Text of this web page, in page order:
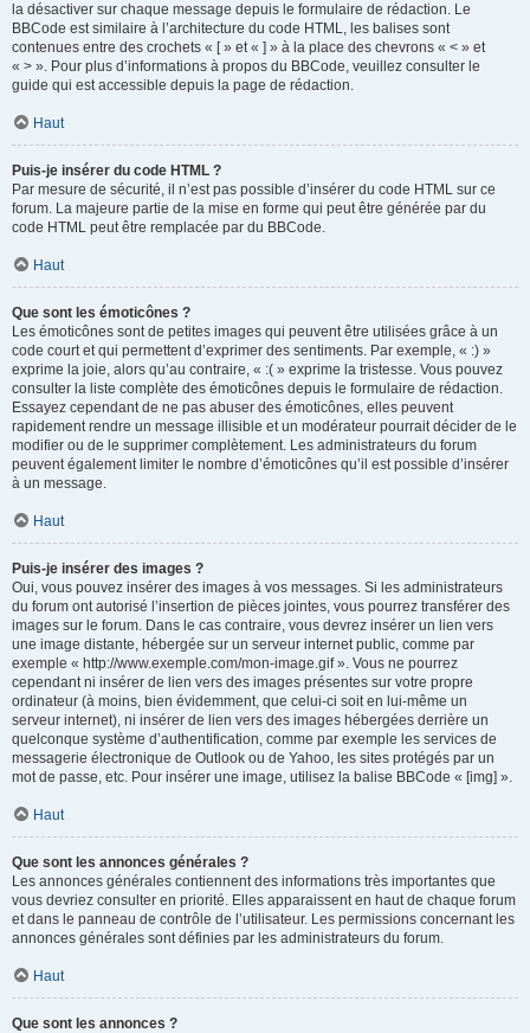
la désactiver sur chaque message depuis le formulaire de rédaction. Le
BBCode est similaire à l’architecture du code HTML, les balises sont
contenues entre des crochets « [ » et « ] » à la place des chevrons « < » et
« > ». Pour plus d’informations à propos du BBCode, veuillez consulter le
guide qui est accessible depuis la page de rédaction.
Haut
Puis-je insérer du code HTML ?
Par mesure de sécurité, il n’est pas possible d’insérer du code HTML sur ce
forum. La majeure partie de la mise en forme qui peut être générée par du
code HTML peut être remplacée par du BBCode.
Haut
Que sont les émoticônes ?
Les émoticônes sont de petites images qui peuvent être utilisées grâce à un
code court et qui permettent d’exprimer des sentiments. Par exemple, « :) »
exprime la joie, alors qu’au contraire, « :( » exprime la tristesse. Vous pouvez
consulter la liste complète des émoticônes depuis le formulaire de rédaction.
Essayez cependant de ne pas abuser des émoticônes, elles peuvent
rapidement rendre un message illisible et un modérateur pourrait décider de le
modifier ou de le supprimer complètement. Les administrateurs du forum
peuvent également limiter le nombre d’émoticônes qu’il est possible d’insérer
à un message.
Haut
Puis-je insérer des images ?
Oui, vous pouvez insérer des images à vos messages. Si les administrateurs
du forum ont autorisé l’insertion de pièces jointes, vous pourrez transférer des
images sur le forum. Dans le cas contraire, vous devrez insérer un lien vers
une image distante, hébergée sur un serveur internet public, comme par
exemple « http://www.exemple.com/mon-image.gif ». Vous ne pourrez
cependant ni insérer de lien vers des images présentes sur votre propre
ordinateur (à moins, bien évidemment, que celui-ci soit en lui-même un
serveur internet), ni insérer de lien vers des images hébergées derrière un
quelconque système d’authentification, comme par exemple les services de
messagerie électronique de Outlook ou de Yahoo, les sites protégés par un
mot de passe, etc. Pour insérer une image, utilisez la balise BBCode « [img] ».
Haut
Que sont les annonces générales ?
Les annonces générales contiennent des informations très importantes que
vous devriez consulter en priorité. Elles apparaissent en haut de chaque forum
et dans le panneau de contrôle de l’utilisateur. Les permissions concernant les
annonces générales sont définies par les administrateurs du forum.
Haut
Que sont les annonces ?